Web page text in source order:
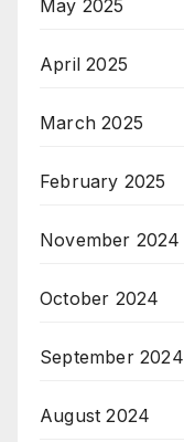
May 2025
April 2025
March 2025
February 2025
November 2024
October 2024
September 2024
August 2024